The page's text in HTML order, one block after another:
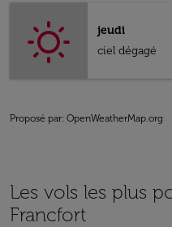
jeudi
ciel dégagé
Proposé par: OpenWeatherMap.org
Les vols les plus
Francfort